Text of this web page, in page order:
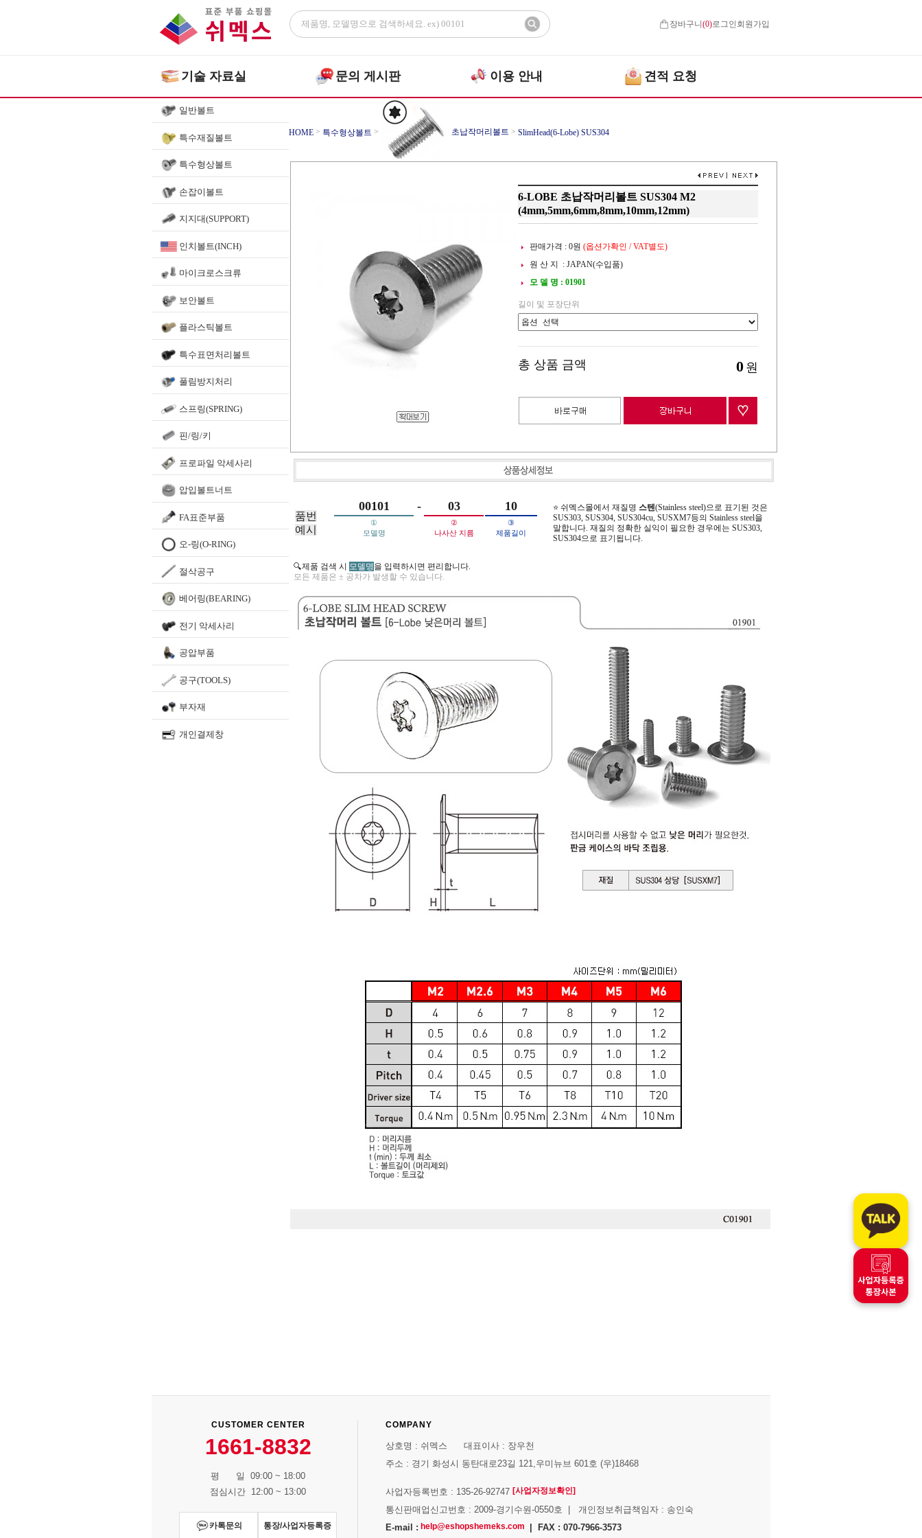
장바구니(0)로그인 회원가입
기술 자료실 문의 게시판 이용 안내 견적 요청
일반볼트
특수재질볼트
특수형상볼트
손잡이볼트
지지대(SUPPORT)
인치볼트(INCH)
마이크로스크류
보안볼트
플라스틱볼트
특수표면처리볼트
풀림방지처리
스프링(SPRING)
핀/링/키
프로파일 악세사리
압입볼트너트
FA표준부품
오-링(O-RING)
절삭공구
베어링(BEARING)
전기 악세사리
공압부품
공구(TOOLS)
부자재
개인결제창
HOME > 특수형상볼트 > 초납작머리볼트 > SlimHead(6-Lobe) SUS304
6-LOBE 초납작머리볼트 SUS304 M2
(4mm,5mm,6mm,8mm,10mm,12mm)
판매가격 : 0원 (옵션가확인 / VAT별도)
원 산 지 : JAPAN(수입품)
모 델 명 : 01901
길이 및 포장단위
총 상품 금액 0 원
품번
예시
00101 - 03 10
①
모델명
②
나사산 지름
③
제품길이
⭐ 쉬멕스몰에서 재질명 스텐(Stainless steel)으로 표기된 것은
SUS303, SUS304, SUS304cu, SUSXM7등의 Stainless steel을
말합니다. 재질의 정확한 실익이 필요한 경우에는 SUS303,
SUS304으로 표기됩니다.
🔍제품 검색 시 모델명을 입력하시면 편리합니다.
모든 제품은 ± 공차가 발생할 수 있습니다.
CUSTOMER CENTER
1661-8832
평 일 09:00 ~ 18:00
점심시간 12:00 ~ 13:00
카톡문의 통장/사업자등록증
COMPANY
상호명 : 쉬멕스 대표이사 : 장우천
주소 : 경기 화성시 동탄대로23길 121,우미뉴브 601호 (우)18468
사업자등록번호 : 135-26-92747 [사업자정보확인]
통신판매업신고번호 : 2009-경기수원-0550호 | 개인정보취급책임자 : 송인숙
E-mail : help@eshopshemeks.com | FAX : 070-7966-3573